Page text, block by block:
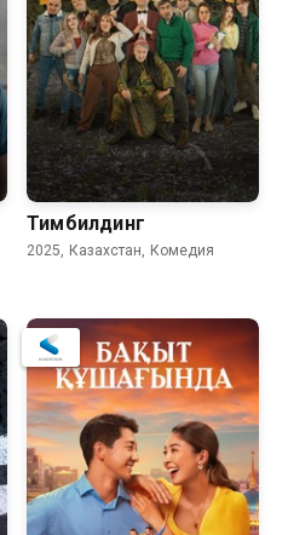
Тимбилдинг
2025, Казахстан, Комедия